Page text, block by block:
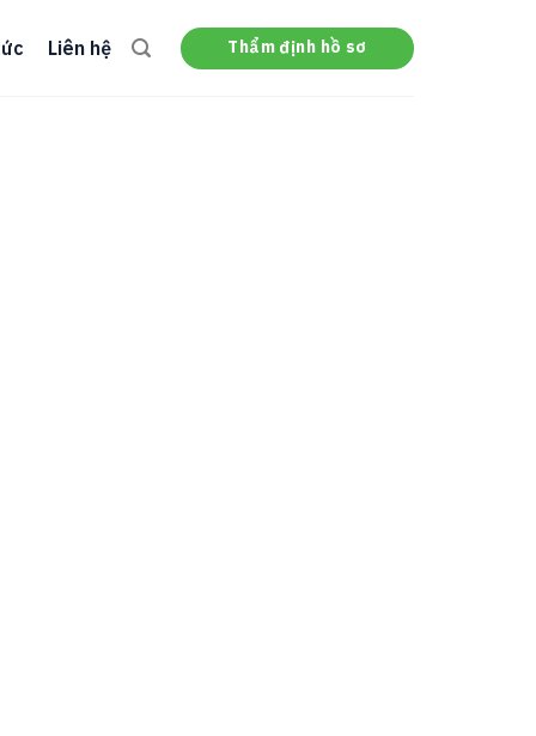
Liên hệ Thẩm định hồ sơ